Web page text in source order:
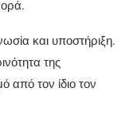
και υποστήριξη.
της
από τον ίδιο τον